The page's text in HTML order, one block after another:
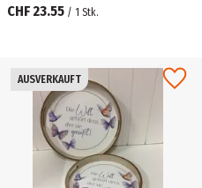
CHF 23.55 / 1 Stk.
AUSVERKAUFT